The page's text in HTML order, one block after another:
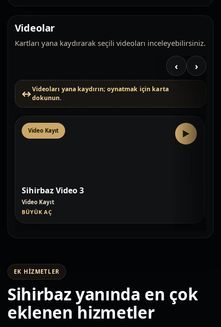
Videolar
Kartları yana kaydırarak seçili videoları inceleyebilirsiniz.
‹ ›
Videoları yana kaydırın; oynatmak için karta
dokunun.
Video Kayıt ▶
Sihirbaz Video 3
Video Kayıt
BÜYÜK AÇ
EK HIZMETLER
Sihirbaz yanında en çok
eklenen hizmetler